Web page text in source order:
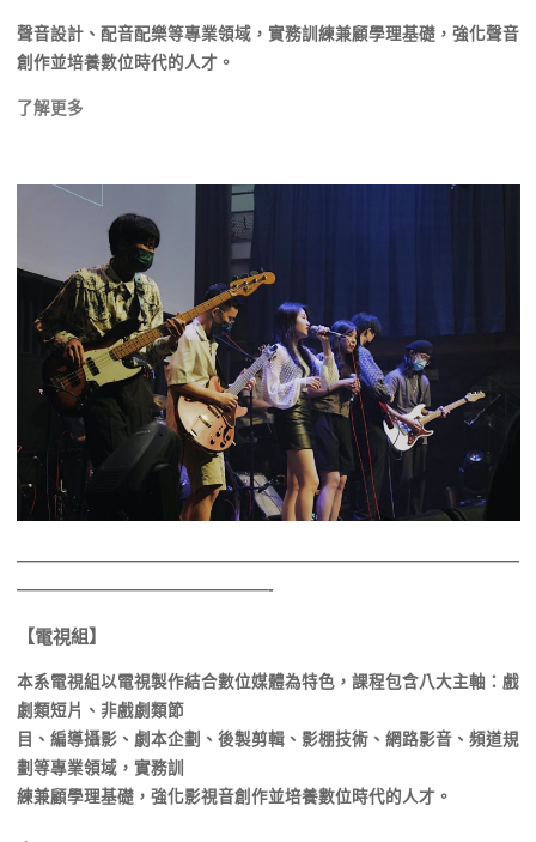
聲音設計、配音配樂等專業領域，實務訓練兼顧學理基礎，強化聲音
創作並培養數位時代的人才。
了解更多
——————————————————————————————
———————————————-
【電視組】
本系電視組以電視製作結合數位媒體為特色，課程包含八大主軸：戲
劇類短片、非戲劇類節
目、編導攝影、劇本企劃、後製剪輯、影棚技術、網路影音、頻道規
劃等專業領域，實務訓
練兼顧學理基礎，強化影視音創作並培養數位時代的人才。